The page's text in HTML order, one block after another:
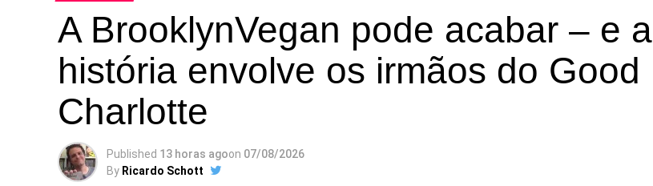
A BrooklynVegan pode acabar – e a
história envolve os irmãos do Good
Charlotte
Published 13 horas agoon 07/08/2026
By Ricardo Schott